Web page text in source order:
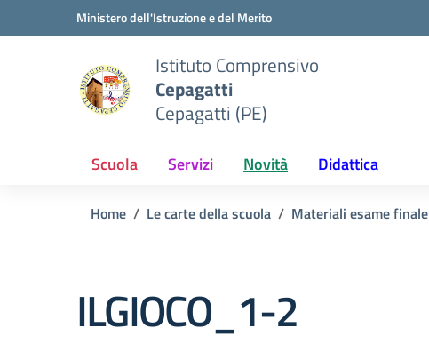
Vai ai contenuti
Vai al menu di navigazioneMinistero dell'Istruzione e del Merito
Istituto Comprensivo
Cepagatti
Cepagatti (PE)
Scuola Servizi Novità Didattica
Home Le carte della scuola Materiali esame finale
ILGIOCO_1-2